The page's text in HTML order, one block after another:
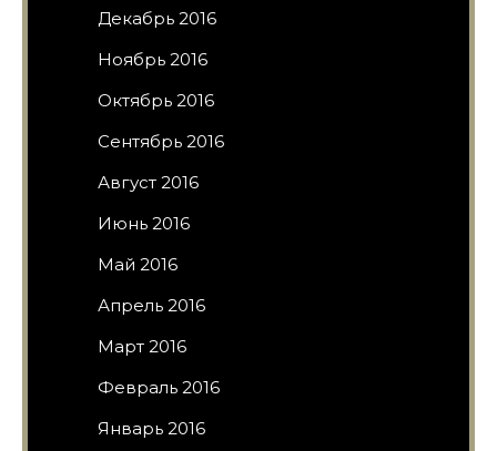
Декабрь 2016
Ноябрь 2016
Октябрь 2016
Сентябрь 2016
Август 2016
Июнь 2016
Май 2016
Апрель 2016
Март 2016
Февраль 2016
Январь 2016